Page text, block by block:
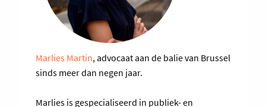
Marlies Martin, advocaat aan de balie van Brussel
sinds meer dan negen jaar.
Marlies is gespecialiseerd in publiek- en